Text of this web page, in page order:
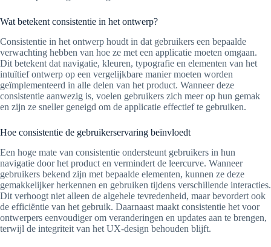
Wat betekent consistentie in het ontwerp?
Consistentie in het ontwerp houdt in dat gebruikers een bepaalde
verwachting hebben van hoe ze met een applicatie moeten omgaan.
Dit betekent dat navigatie, kleuren, typografie en elementen van het
intuïtief ontwerp op een vergelijkbare manier moeten worden
geïmplementeerd in alle delen van het product. Wanneer deze
consistentie aanwezig is, voelen gebruikers zich meer op hun gemak
en zijn ze sneller geneigd om de applicatie effectief te gebruiken.
Hoe consistentie de gebruikerservaring beïnvloedt
Een hoge mate van consistentie ondersteunt gebruikers in hun
navigatie door het product en vermindert de leercurve. Wanneer
gebruikers bekend zijn met bepaalde elementen, kunnen ze deze
gemakkelijker herkennen en gebruiken tijdens verschillende interacties.
Dit verhoogt niet alleen de algehele tevredenheid, maar bevordert ook
de efficiëntie van het gebruik. Daarnaast maakt consistentie het voor
ontwerpers eenvoudiger om veranderingen en updates aan te brengen,
terwijl de integriteit van het UX-design behouden blijft.